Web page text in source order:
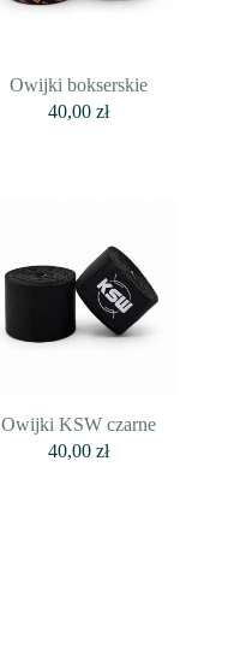
Owijki bokserskie
40,00zł
Owijki KSW czarne
40,00zł